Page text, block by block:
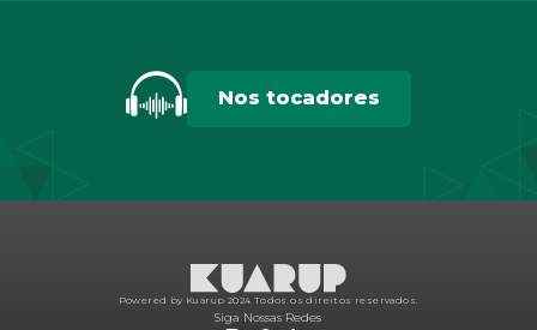
Nos tocadores
Powered by Kuarup 2024. Todos os direitos reservados.
Siga Nossas Redes